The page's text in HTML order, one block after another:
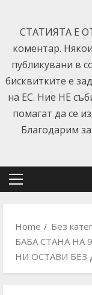
content
СТАТИЯТА Е
коментар.
публикувани в
бисквитките е
на ЕС. Ние НЕ
помагат да се
Благодарим
Primary
Home
Без
БАБА СТАНА НА
НИ ОСТАВИ БЕЗ